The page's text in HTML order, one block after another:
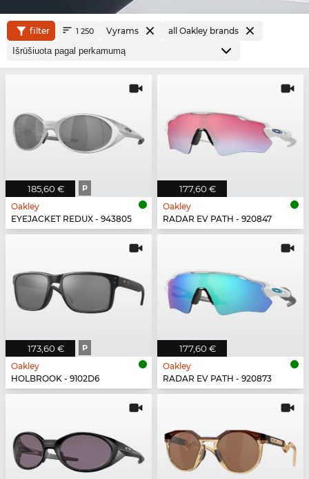
filter 1 250 Vyrams all Oakley brands
185,60 € P
Oakley
EYEJACKET REDUX - 943805
177,60 €
Oakley
RADAR EV PATH - 920847
173,60 € P
Oakley
HOLBROOK - 9102D6
177,60 €
Oakley
RADAR EV PATH - 920873